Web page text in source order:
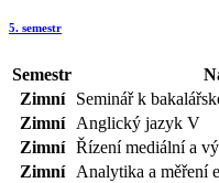
5. semestr
Semestr
Zimní
Seminář k
Zimní
Anglický jazyk V
Zimní
Řízení mediální a
Zimní
Analytika a měření